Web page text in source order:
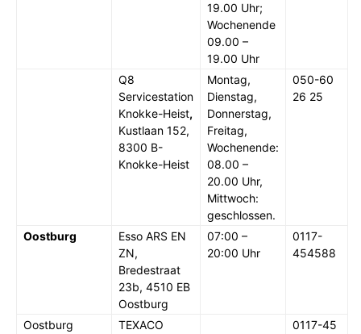
19.00 Uhr;
Wochenende
09.00 –
19.00 Uhr
Q8
Servicestation
Knokke-Heist,
Kustlaan 152,
8300 B-
Knokke-Heist
Montag,
Dienstag,
Donnerstag,
Freitag,
Wochenende:
08.00 –
20.00 Uhr,
Mittwoch:
geschlossen.
050-60
26 25
Oostburg
Esso ARS EN
ZN,
Bredestraat
23b, 4510 EB
Oostburg
07:00 –
20:00 Uhr
0117-
454588
Oostburg
TEXACO
0117-45